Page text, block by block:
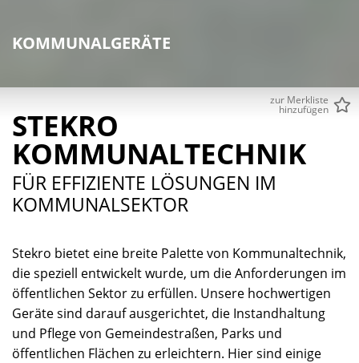
KOMMUNALGERÄTE
zur Merkliste
hinzufügen
STEKRO
KOMMUNALTECHNIK
FÜR EFFIZIENTE LÖSUNGEN IM
KOMMUNALSEKTOR
Stekro bietet eine breite Palette von Kommunaltechnik,
die speziell entwickelt wurde, um die Anforderungen im
öffentlichen Sektor zu erfüllen. Unsere hochwertigen
Geräte sind darauf ausgerichtet, die Instandhaltung
und Pflege von Gemeindestraßen, Parks und
öffentlichen Flächen zu erleichtern. Hier sind einige